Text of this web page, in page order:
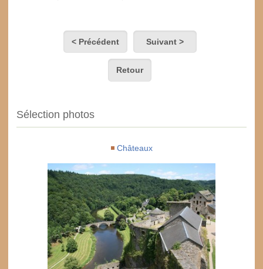
< Précédent Suivant >
Retour
Sélection photos
Châteaux